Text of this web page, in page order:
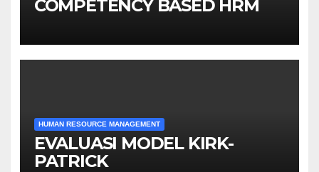
COMPETENCY BASED HRM
HUMAN RESOURCE MANAGEMENT
EVALUASI MODEL KIRK-
PATRICK